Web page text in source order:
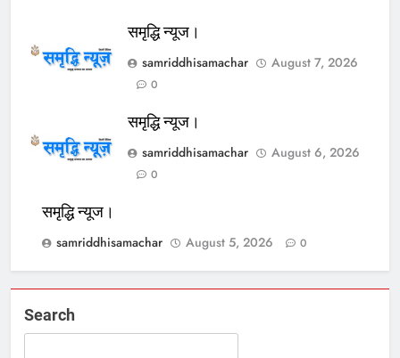
समृद्धि न्यूज।
samriddhisamachar
August 7, 2026
0
समृद्धि न्यूज।
samriddhisamachar
August 6, 2026
0
समृद्धि न्यूज।
samriddhisamachar
August 5, 2026 0
Search